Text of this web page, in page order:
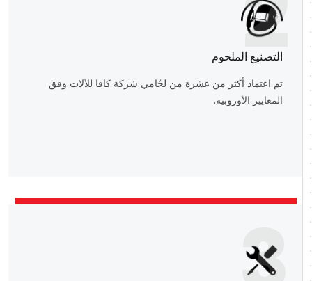
التصنيع الملحوم
تم اعتماد أكثر من عشرة من لحّامي شركة كافا للآلات وفق
المعايير الأوروبية.